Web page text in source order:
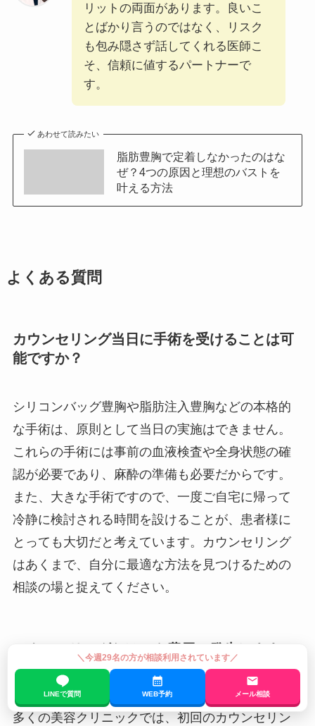
リットの両面があります。良いこ
とばかり言うのではなく、リスク
も包み隠さず話してくれる医師こ
そ、信頼に値するパートナーで
す。
あわせて読みたい
脂肪豊胸で定着しなかったのはな
ぜ？4つの原因と理想のバストを
叶える方法
よくある質問
カウンセリング当日に手術を受けることは可
能ですか？
シリコンバッグ豊胸や脂肪注入豊胸などの本格的
な手術は、原則として当日の実施はできません。
これらの手術には事前の血液検査や全身状態の確
認が必要であり、麻酔の準備も必要だからです。
また、大きな手術ですので、一度ご自宅に帰って
冷静に検討される時間を設けることが、患者様に
とっても大切だと考えています。カウンセリング
はあくまで、自分に最適な方法を見つけるための
相談の場と捉えてください。
カウンセリングだけでも費用は発生します
か？
多くの美容クリニックでは、初回のカウンセリン
＼今週29名の方が相談利用されています／
LINEで質問 WEB予約 メール相談